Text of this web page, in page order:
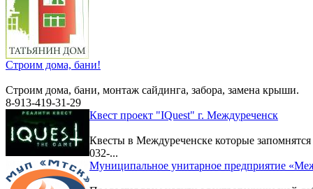
Строим дома, бани!
Строим дома, бани, монтаж сайдинга, забора, замена крыши.
8-913-419-31-29
Квест проект "IQuest" г. Междуреченск
Квесты в Междуреченске которые
032-...
Муниципальное унитарное предприятие